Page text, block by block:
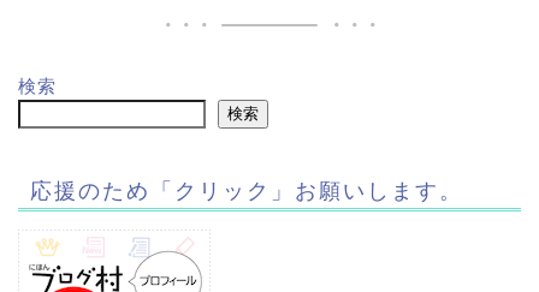
検索
検索
応援のため「クリック」お願いします。